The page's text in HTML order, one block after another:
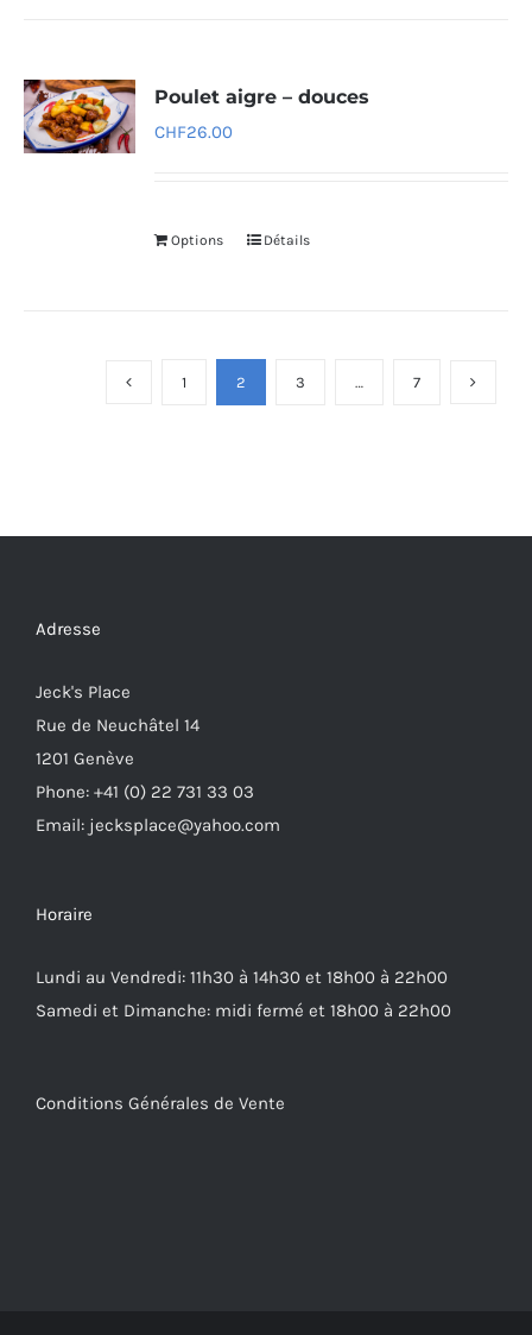
Poulet aigre – douces
CHF26.00
Options Détails
1 2 3 … 7
Adresse
Jeck's Place
Rue de Neuchâtel 14
1201 Genève
Phone: +41 (0) 22 731 33 03
Email: jecksplace@yahoo.com
Horaire
Lundi au Vendredi: 11h30 à 14h30 et 18h00 à 22h00
Samedi et Dimanche: midi fermé et 18h00 à 22h00
Conditions Générales de Vente